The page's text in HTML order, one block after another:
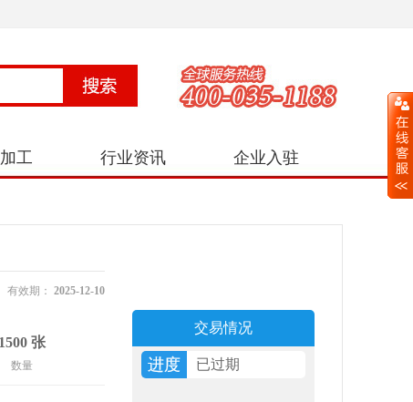
工 行业资讯 企业入驻
有效期： 2025-12-10
1500 张
数量
交易情况
进度 已过期